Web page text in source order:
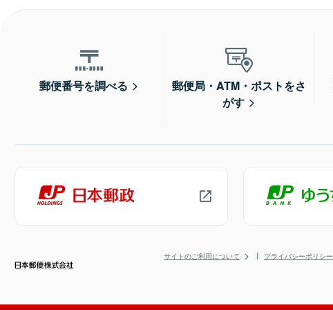
郵便番号を調べる
郵便局・ATM・ポストをさ
がす
サイトのご利用について プライバシーポリシー